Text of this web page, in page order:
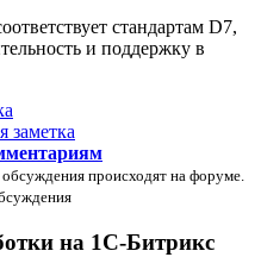
стандартам D7,
и поддержку в
заметка
происходят на форуме.
на 1С-Битрикс